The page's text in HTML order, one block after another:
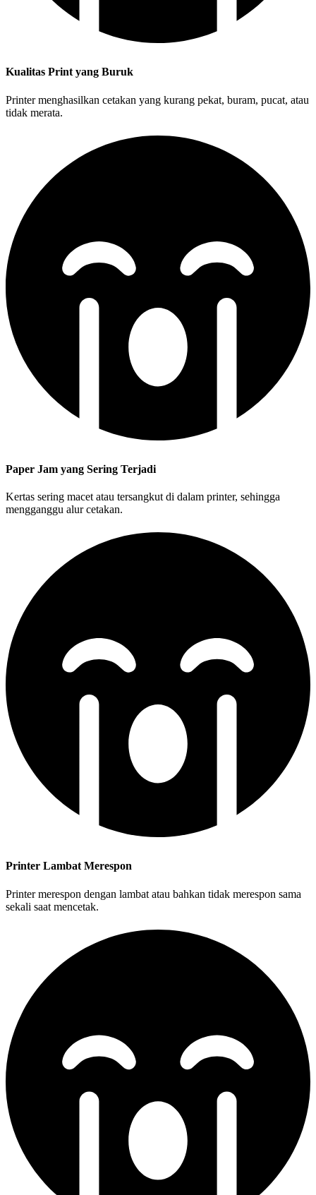
Kualitas Print yang Buruk
Printer menghasilkan cetakan yang kurang pekat, buram, pucat, atau
tidak merata.
Paper Jam yang Sering Terjadi
Kertas sering macet atau tersangkut di dalam printer, sehingga
mengganggu alur cetakan.
Printer Lambat Merespon
Printer merespon dengan lambat atau bahkan tidak merespon sama
sekali saat mencetak.